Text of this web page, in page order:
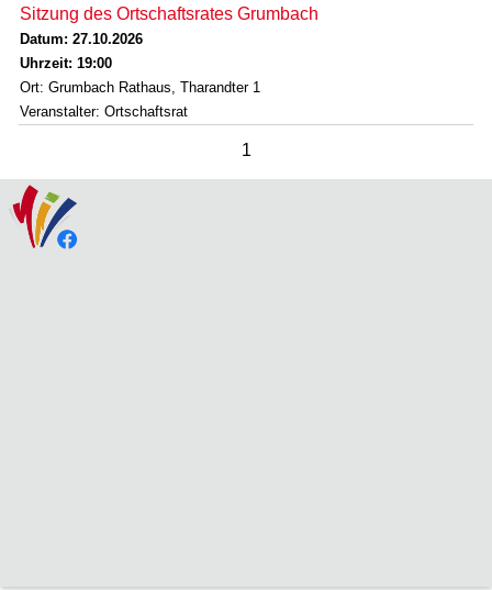
Sitzung des Ortschaftsrates Grumbach
Datum: 27.10.2026
Uhrzeit: 19:00
Ort: Grumbach Rathaus, Tharandter 1
Veranstalter: Ortschaftsrat
1